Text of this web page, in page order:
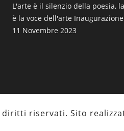
L'arte è il silenzio della poesia,
è la voce dell'arte
11 Novembre 2023
riservati. Sito